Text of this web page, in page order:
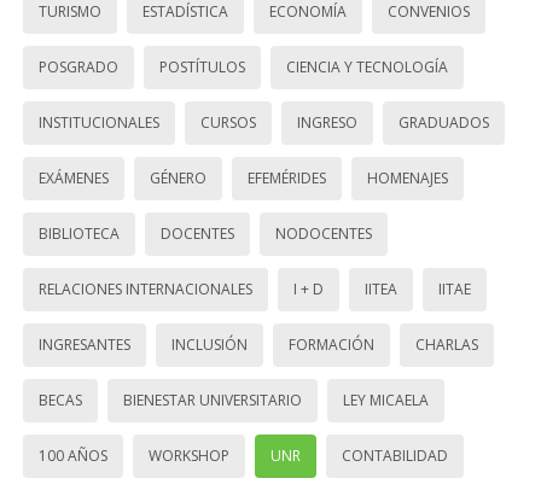
TURISMO ESTADÍSTICA ECONOMÍA CONVENIOS
POSGRADO POSTÍTULOS CIENCIA Y TECNOLOGÍA
INSTITUCIONALES CURSOS INGRESO GRADUADOS
EXÁMENES GÉNERO EFEMÉRIDES HOMENAJES
BIBLIOTECA DOCENTES NODOCENTES
RELACIONES INTERNACIONALES I + D IITEA IITAE
INGRESANTES INCLUSIÓN FORMACIÓN CHARLAS
BECAS BIENESTAR UNIVERSITARIO LEY MICAELA
100 AÑOS WORKSHOP UNR CONTABILIDAD